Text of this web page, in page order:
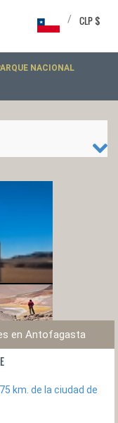
CLP $
/
NACIONAL
Hoteles en Antofagasta
km. de la ciudad de